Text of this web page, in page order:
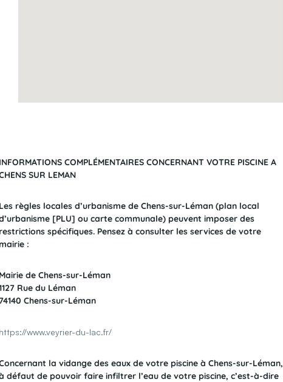
INFORMATIONS COMPLÉMENTAIRES CONCERNANT VOTRE PISCINE A
SUR LEMAN
Les règles locales d’urbanisme de Chens-sur-Léman (plan local
[PLU] ou carte communale) peuvent imposer des
restrictions spécifiques. Pensez à consulter les services de votre
mairie :
Mairie de Chens-sur-Léman
Rue du Léman
74140 Chens-sur-Léman
https://www.veyrier-du-lac.fr/
la vidange des eaux de votre piscine à Chens-sur-Léman,
défaut de pouvoir faire infiltrer l’eau de votre piscine, c’est-à-dire